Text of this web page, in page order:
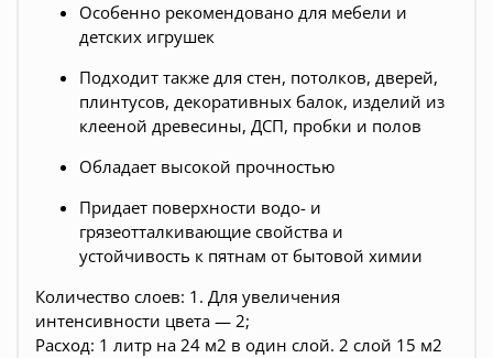
Особенно рекомендовано для мебели и
детских игрушек
Подходит также для стен, потолков, дверей,
плинтусов, декоративных балок, изделий из
клееной древесины, ДСП, пробки и полов
Обладает высокой прочностью
Придает поверхности водо- и
грязеотталкивающие свойства и
устойчивость к пятнам от бытовой химии
Количество слоев: 1. Для увеличения
интенсивности цвета — 2;
Расход: 1 литр на 24 м2 в один слой. 2 слой 15 м2